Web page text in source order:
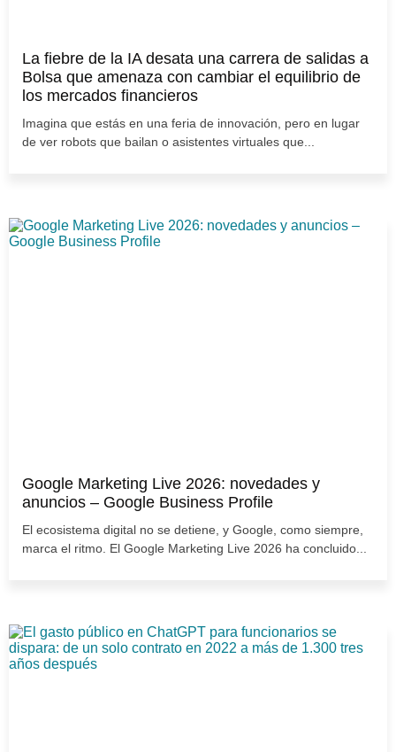
La fiebre de la IA desata una carrera de salidas a
Bolsa que amenaza con cambiar el equilibrio de
los mercados financieros
Imagina que estás en una feria de innovación, pero en lugar
de ver robots que bailan o asistentes virtuales que...
Google Marketing Live 2026: novedades y
anuncios – Google Business Profile
El ecosistema digital no se detiene, y Google, como siempre,
marca el ritmo. El Google Marketing Live 2026 ha concluido...